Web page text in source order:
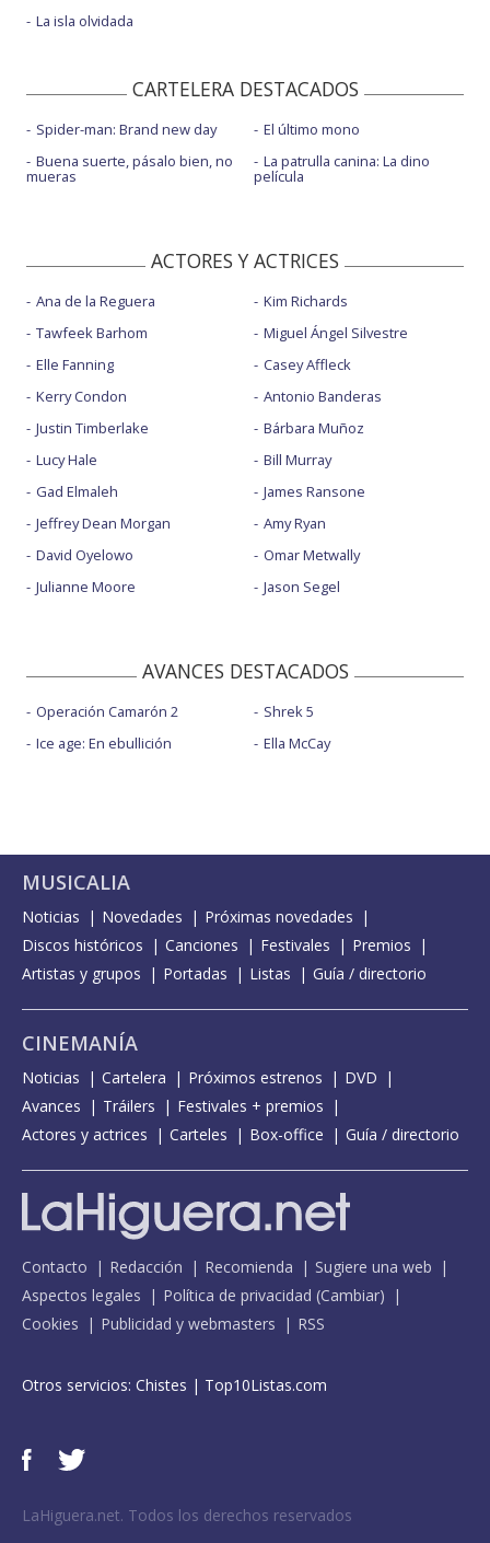
La isla olvidada
CARTELERA DESTACADOS
Spider-man: Brand new day
Buena suerte, pásalo bien, no
mueras
El último mono
La patrulla canina: La dino
película
ACTORES Y ACTRICES
Ana de la Reguera
Tawfeek Barhom
Elle Fanning
Kerry Condon
Justin Timberlake
Lucy Hale
Gad Elmaleh
Jeffrey Dean Morgan
David Oyelowo
Julianne Moore
Kim Richards
Miguel Ángel Silvestre
Casey Affleck
Antonio Banderas
Bárbara Muñoz
Bill Murray
James Ransone
Amy Ryan
Omar Metwally
Jason Segel
AVANCES DESTACADOS
Operación Camarón 2
Ice age: En ebullición
Shrek 5
Ella McCay
MUSICALIA
Noticias Novedades
Próximas novedades
Discos históricos
Canciones Festivales
Premios
Artistas y grupos
Portadas Listas Guía / directorio
CINEMANÍA
Noticias Cartelera Próximos estrenos
DVD
Avances
Tráilers
Festivales + premios
Actores y actrices
Carteles Box-office Guía / directorio
Contacto Redacción Recomienda
Sugiere una web
Aspectos legales
Política de privacidad (Cambiar)
Cookies
Publicidad y webmasters RSS
Otros servicios: Chistes | Top10Listas.com
LaHiguera.net. Todos los derechos reservados